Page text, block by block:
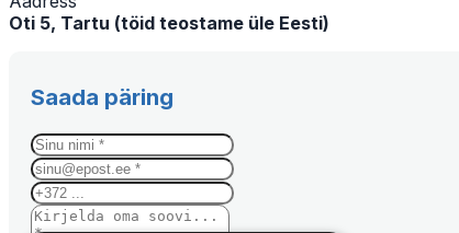
Oti 5, Tartu (töid teostame üle Eesti)
Saada päring